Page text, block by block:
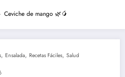
Ceviche de mango 🌿🥭
, Ensalada, Recetas Fáciles, Salud